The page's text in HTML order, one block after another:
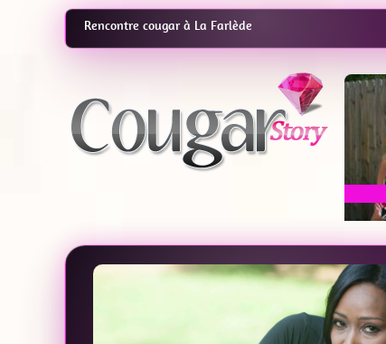
Rencontre cougar à La Farlède